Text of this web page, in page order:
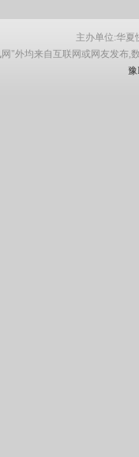
主办单位:华夏
"外均来自互联网或网友发布,
豫